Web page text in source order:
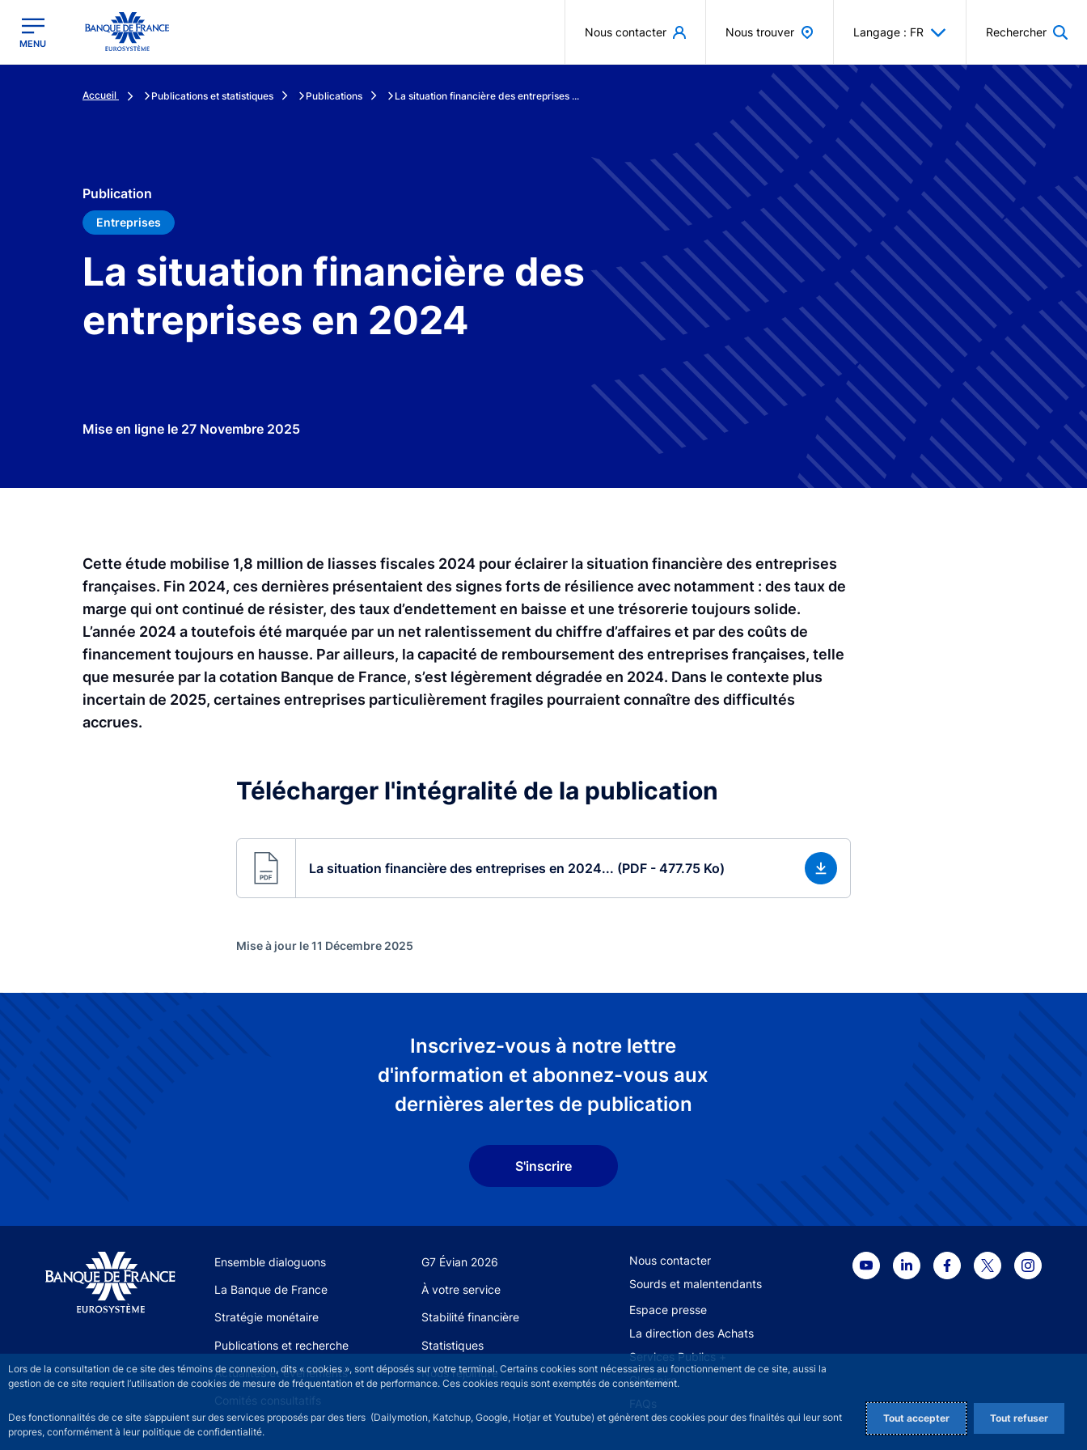
Lors de la consultation de ce site des témoins de connexion, dits « cookies », sont déposés sur votre terminal. Certains cookies sont nécessaires au fonctionnement de ce site, aussi la
gestion de ce site requiert l’utilisation de cookies de mesure de fréquentation et de performance. Ces cookies requis sont exemptés de consentement.
Des fonctionnalités de ce site s’appuient sur des services proposés par des tiers (Dailymotion, Katchup, Google, Hotjar et Youtube) et génèrent des cookies pour des finalités qui leur sont
propres, conformément à leur politique de confidentialité.
Tout accepter Tout refuser
Banque de France - Menu Principal
MENU
Nous contacter Nous trouver Langage : FR Rechercher
Accueil Publications et statistiques Publications La situation financière des entreprises ...
Publication
Entreprises
La situation financière des
entreprises en 2024
Mise en ligne le 27 Novembre 2025
Cette étude mobilise 1,8 million de liasses fiscales 2024 pour éclairer la situation financière des entreprises
françaises. Fin 2024, ces dernières présentaient des signes forts de résilience avec notamment : des taux de
marge qui ont continué de résister, des taux d’endettement en baisse et une trésorerie toujours solide.
L’année 2024 a toutefois été marquée par un net ralentissement du chiffre d’affaires et par des coûts de
financement toujours en hausse. Par ailleurs, la capacité de remboursement des entreprises françaises, telle
que mesurée par la cotation Banque de France, s’est légèrement dégradée en 2024. Dans le contexte plus
incertain de 2025, certaines entreprises particulièrement fragiles pourraient connaître des difficultés
accrues.
Télécharger l'intégralité de la publication
La situation financière des entreprises en 2024... (PDF - 477.75 Ko)
Mise à jour le 11 Décembre 2025
Inscrivez-vous à notre lettre
d'information et abonnez-vous aux
dernières alertes de publication
S'inscrire
Site navigation
Ensemble dialoguons G7 Évian 2026
La Banque de France À votre service
Stratégie monétaire Stabilité financière
Publications et recherche Statistiques
Actualités et événements Nous rejoindre
Comités consultatifs
Footer secondary menu
Nous contacter
Sourds et malentendants
Espace presse
La direction des Achats
Services Publics +
Glossaire
FAQs